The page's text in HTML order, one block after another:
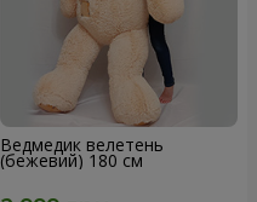
Ведмедик велетень
(бежевий) 180 см